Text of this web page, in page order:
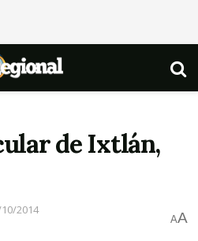
de Ixtlán,
2014
AA